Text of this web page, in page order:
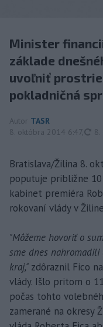
Minister
základe
uvoľniť
pokladničná
Autor TASR
8. októbra 2014 6:47
Bratislava/Žilina 8.
poputuje približne
kabinet premiéra
rokovaní vlády v
"Môžeme hovoriť o
sme dnes
kraj," zdôraznil Fico
vlády. Išlo pritom o
počas tohto
zamerané na okresy